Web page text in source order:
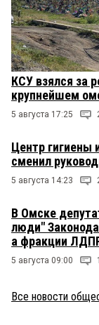
КСУ взялся за
крупнейшем
5 августа 17:25
Центр гигиены
сменил
5 августа 14:23
В Омске
люди"
а фракции
5 августа 09:00
Все новости